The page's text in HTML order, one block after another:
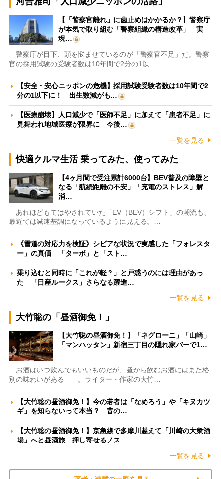
【「警察官離れ」に歯止めはかかるか？】警察庁
が本気で取り組む「警察組織の構造改革」 実
現…
警察庁が目下、頭を悩ませているのが「警察官不足」だ。警察
官の採用試験の受験者数は10年間で2分の1以…
【安全・安心ニッポンの危機】採用試験受験者数は10年間で2
分の1以下に！ 出生数減がも…
【医療崩壊】人口減少で「医師不足」に加えて「患者不足」に
見舞われ地域医療が限界に 今後…
一覧を見る
快適クルマ生活 乗ってみた、使ってみた
【4ヶ月間で受注累計6000台】BEV普及の障壁と
なる「航続距離の不安」「充電のストレス」解
消…
あれほどもてはやされていた「EV（BEV）シフト」の潮流も、
最近では減速基調になっているように見える。…
《雪道の対応力を検証》シビアな状況で実感した「フォレスタ
ー」の真価 「ターボ」と「スト…
乗り込むと同時に「これが軽？」と戸惑うのには理由があっ
た 「日産ルークス」さらなる躍進…
一覧を見る
大竹聡の「昼酒御免！」
【大竹聡の昼酒御免！】「ネグローニ」「山崎」
「マンハッタン」新宿三丁目の隠れ家バーで1…
お酒はいつ飲んでもいいものだが、昼から飲むお酒にはまた格
別の味わいがある――。ライター・作家の大竹…
【大竹聡の昼酒御免！】今の若者は「なめろう」や「キヌカツ
ギ」を知らないって本当？ 昔の…
【大竹聡の昼酒御免！】京急線で多摩川越えて「川崎の大衆酒
場」へと昼酒旅 押し寄せるノス…
一覧を見る